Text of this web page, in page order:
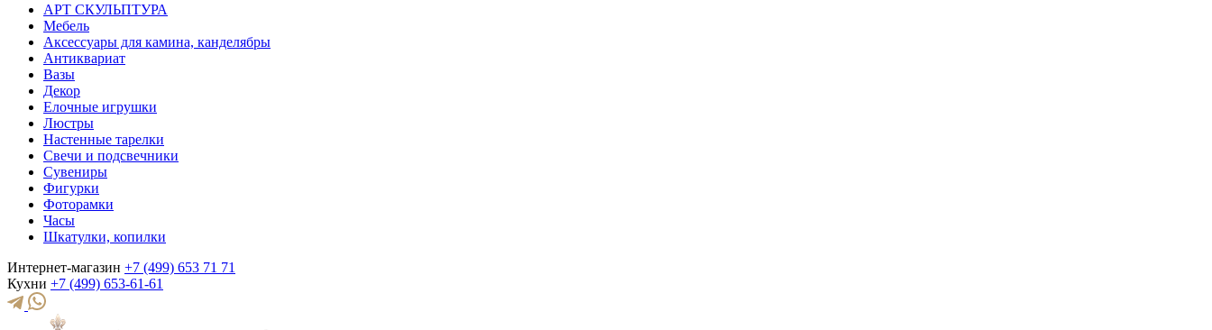
АРТ СКУЛЬПТУРА
Мебель
Аксессуары для камина, канделябры
Антиквариат
Вазы
Декор
Елочные игрушки
Люстры
Настенные тарелки
Свечи и подсвечники
Сувениры
Фигурки
Фоторамки
Часы
Шкатулки, копилки
Интернет-магазин +7 (499) 653 71 71
Кухни +7 (499) 653-61-61